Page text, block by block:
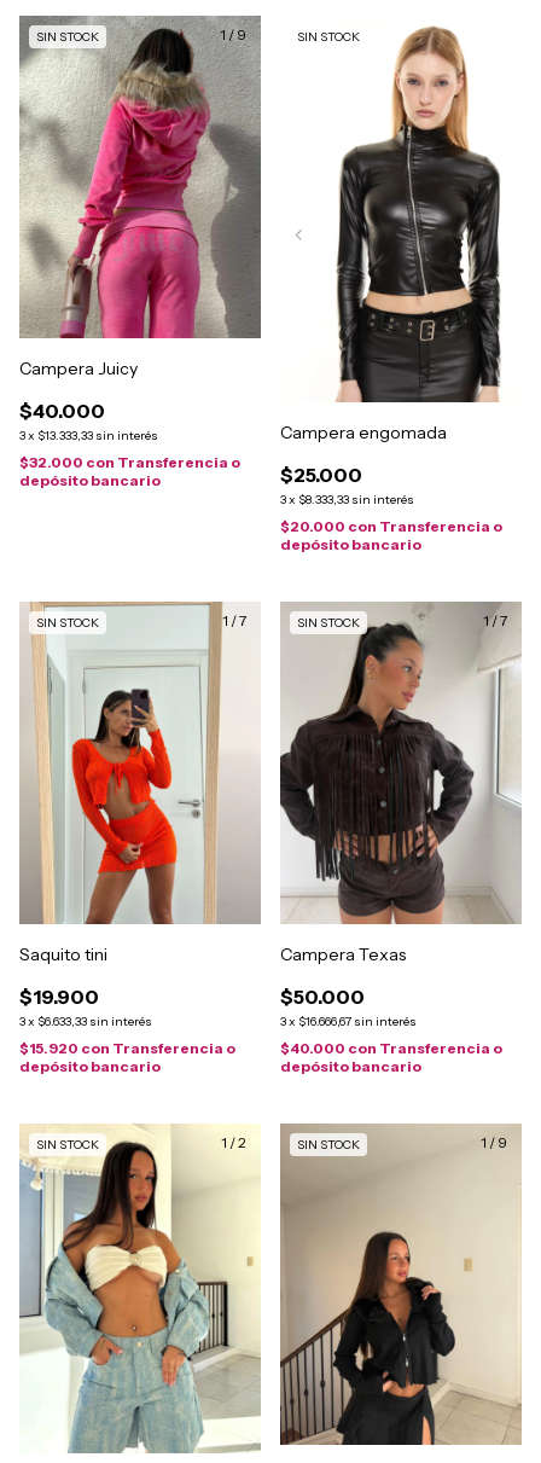
1 /9
SIN STOCK
Campera Juicy
$40.000
3x $13.333,33 sin interés
$32.000 con Transferencia o
depósito bancario
SIN STOCK
Campera engomada
$25.000
3x $8.333,33 sin interés
$20.000 con Transferencia o
depósito bancario
1 /7
SIN STOCK
Saquito tini
$19.900
3x $6.633,33 sin interés
$15.920 con Transferencia o
depósito bancario
1/7
SIN STOCK
Campera Texas
$50.000
3x $16.666,67 sin interés
$40.000 con Transferencia o
depósito bancario
1 /2
SIN STOCK 1 / 9
SIN STOCK